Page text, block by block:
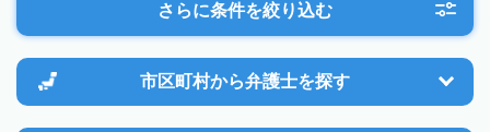
さらに条件を絞り込む
市区町村から弁護士を探す